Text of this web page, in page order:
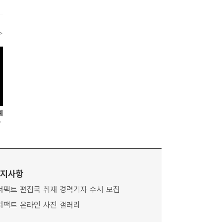
사항
팩트 편집국 취재 경력기자 수시 모집
팩트 온라인 사진 갤러리